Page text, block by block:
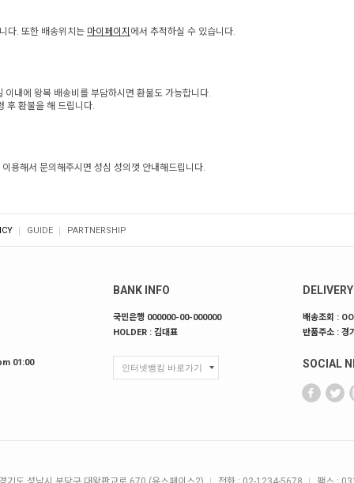
다. 또한 배송위치는 마이페이지 에서 추적하실 수 있습니다.
내에 왕복 배송비를 부담하시면 환불도 가능합니다.
후 환불을 해 드립니다.
용해서 문의해주시면 성심 성의껏 안내해드립니다.
GUIDE PARTNERSHIP
01:00
BANK INFO
국민은행 000000-00-000000
HOLDER : 김대표
DELIVERY
배송조회 :
반품주소 : 경
SOCIAL